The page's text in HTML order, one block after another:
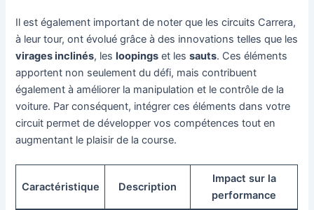
Il est également important de noter que les circuits Carrera,
à leur tour, ont évolué grâce à des innovations telles que les
virages inclinés, lesloopings et lessauts. Ces éléments
apportent non seulement du défi, mais contribuent
également à améliorer la manipulation et le contrôle de la
voiture. Par conséquent, intégrer ces éléments dans votre
circuit permet de développer vos compétences tout en
augmentant le plaisir de la course.
Caractéristique Description
Impact sur la
performance